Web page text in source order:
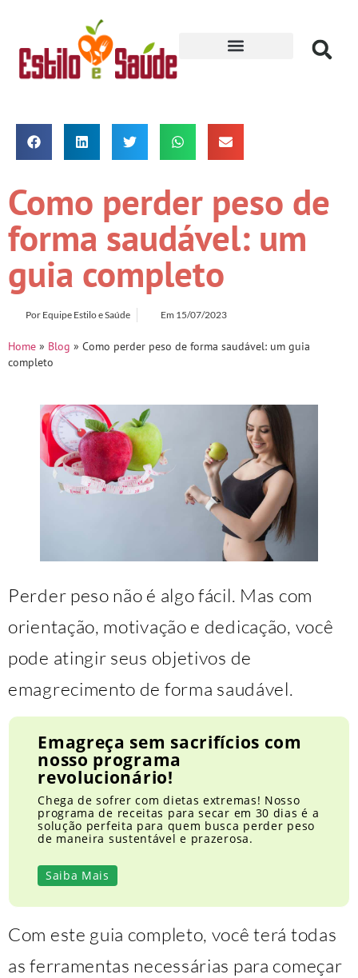
Como perder peso de
forma saudável: um
guia completo
Por Equipe Estilo e Saúde Em 15/07/2023
Home » Blog » Como perder peso de forma saudável: um guia
completo
Perder peso não é algo fácil. Mas com
orientação, motivação e dedicação, você
pode atingir seus objetivos de
emagrecimento de forma saudável.
Emagreça sem sacrifícios com
nosso programa
revolucionário!
Chega de sofrer com dietas extremas! Nosso
programa de receitas para secar em 30 dias é a
solução perfeita para quem busca perder peso
de maneira sustentável e prazerosa.
Saiba Mais
Com este guia completo, você terá todas
as ferramentas necessárias para começar